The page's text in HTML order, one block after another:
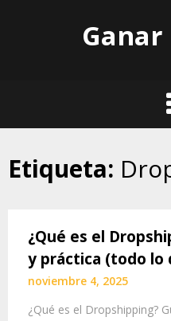
Etiqueta:
¿Qué es el
y práctica (todo lo
noviembre 4, 2025
¿Qué es el Dropshipping?